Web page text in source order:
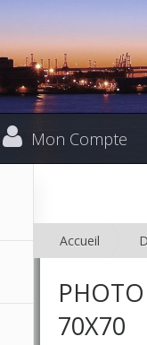
Mon Compte
Accueil
70X70